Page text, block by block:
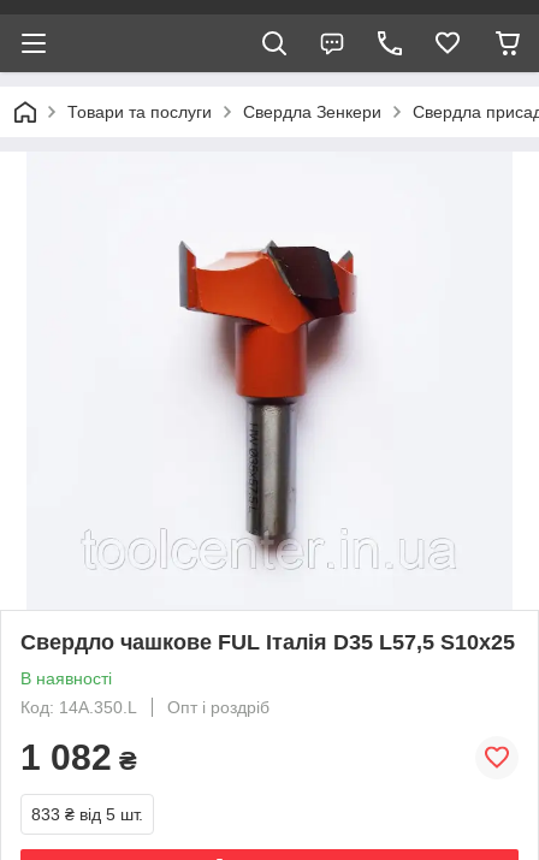
Товари та послуги Свердла Зенкери Свердла
Свердло чашкове FUL Італія D35 L57,5 S10х25
В наявності
Код: 14A.350.L
Опт і роздріб
1 082 ₴
833 ₴ від 5 шт.